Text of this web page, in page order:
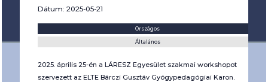
Dátum: 2025-05-21
Országos
Általános
2025. április 25-én a LÁRESZ Egyesület szakmai workshopot
szervezett az ELTE Bárczi Gusztáv Gyógypedagógiai Karon.